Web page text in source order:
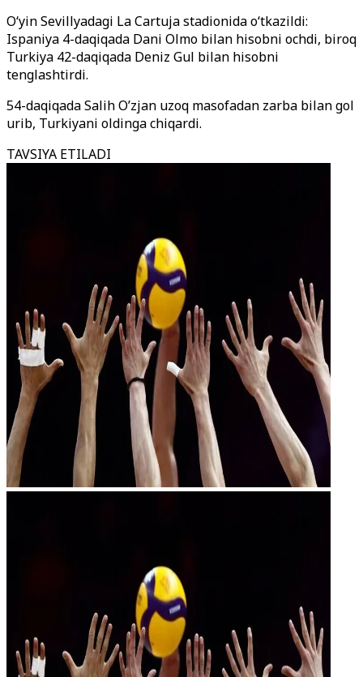
Oʻyin Sevillyadagi La Cartuja stadionida oʻtkazildi:
Ispaniya 4-daqiqada Dani Olmo bilan hisobni ochdi, biroq
Turkiya 42-daqiqada Deniz Gul bilan hisobni
tenglashtirdi.
54-daqiqada Salih O’zjan uzoq masofadan zarba bilan gol
urib, Turkiyani oldinga chiqardi.
TAVSIYA ETILADI